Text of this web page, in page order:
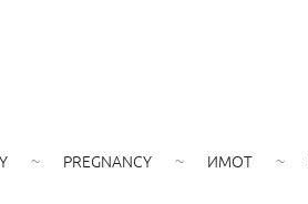
PREGNANCY ИМОТ